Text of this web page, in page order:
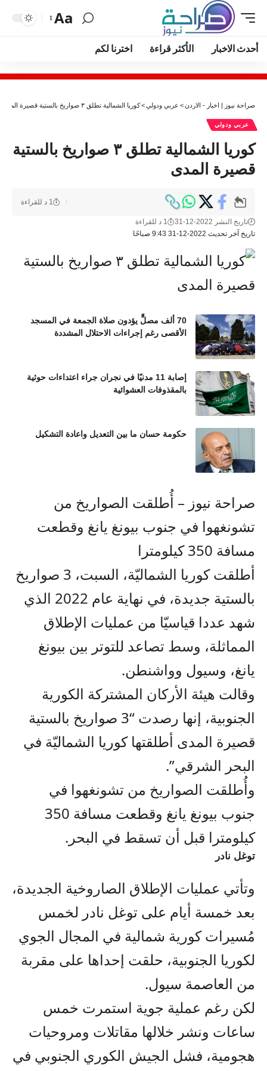
Aa
أحدث الاخبار الأكثر قراءة اخترنا لكم
صراحة نيوز | اخبار - الاردن> عربي ودولي>كوريا الشمالية تطلق ٣ صواريخ بالستية قصيرة المدى
عربي ودولي
كوريا الشمالية تطلق ٣ صواريخ بالستية
قصيرة المدى
تاريخ آخر تحديث 2022-12-31 9:43 صباحًا
تاريخ النشر 2022-12-31 1 د للقراءة
1 د للقراءة
70 ألف مصلٍّ يؤدون صلاة الجمعة في المسجد
الأقصى رغم إجراءات الاحتلال المشددة
إصابة 11 مدنيًا في نجران جراء اعتداءات حوثية
بالمقذوفات العشوائية
حكومة حسان ما بين التعديل واعادة التشكيل
صراحة نيوز – أُطلقت الصواريخ من
تشونغهوا في جنوب بيونغ يانغ وقطعت
مسافة 350 كيلومترا
أطلقت كوريا الشماليّة، السبت، 3 صواريخ
بالستية جديدة، في نهاية عام 2022 الذي
شهد عددا قياسيّا من عمليات الإطلاق
المماثلة، وسط تصاعد للتوتر بين بيونغ
يانغ، وسيول وواشنطن.
وقالت هيئة الأركان المشتركة الكورية
الجنوبية، إنها رصدت “3 صواريخ بالستية
قصيرة المدى أطلقتها كوريا الشماليّة في
البحر الشرقي”.
وأُطلقت الصواريخ من تشونغهوا في
جنوب بيونغ يانغ وقطعت مسافة 350
كيلومترا قبل أن تسقط في البحر.
توغل نادر
وتأتي عمليات الإطلاق الصاروخية الجديدة،
بعد خمسة أيام على توغل نادر لخمس
مُسيرات كورية شمالية في المجال الجوي
لكوريا الجنوبية، حلقت إحداها على مقربة
من العاصمة سيول.
لكن رغم عملية جوية استمرت خمس
ساعات ونشر خلالها مقاتلات ومروحيات
هجومية، فشل الجيش الكوري الجنوبي في